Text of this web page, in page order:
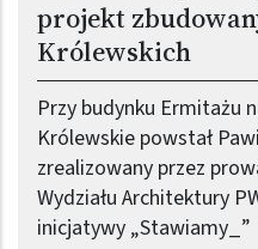
projekt
Królewskich
Przy budynku Ermitażu
Królewskie powstał
zrealizowany przez
Wydziału Architektury
inicjatywy „Stawiamy_”